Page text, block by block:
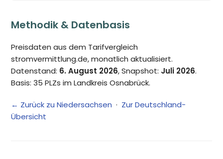
Methodik & Datenbasis
Preisdaten aus dem Tarifvergleich
stromvermittlung.de, monatlich aktualisiert.
Datenstand: 6. August 2026, Snapshot: Juli 2026.
Basis: 35 PLZs im Landkreis Osnabrück.
← Zurück zu Niedersachsen · Zur Deutschland-
Übersicht